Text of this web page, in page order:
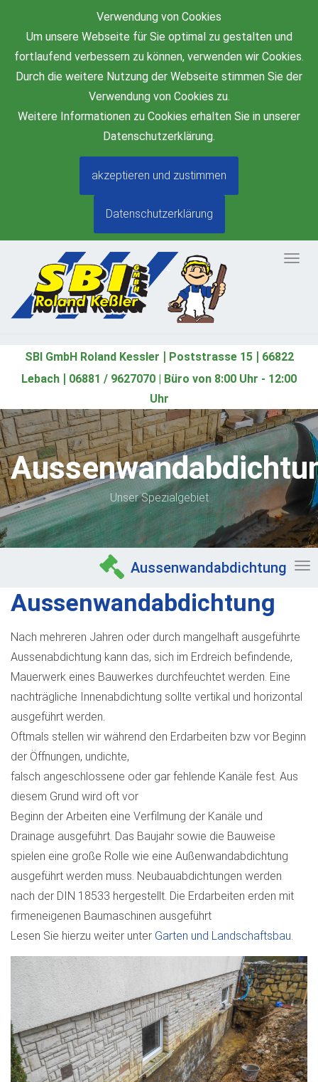
Verwendung von Cookies
Um unsere Webseite für Sie optimal zu gestalten und
fortlaufend verbessern zu können, verwenden wir Cookies.
Durch die weitere Nutzung der Webseite stimmen Sie der
Verwendung von Cookies zu.
Weitere Informationen zu Cookies erhalten Sie in unserer
Datenschutzerklärung.
akzeptieren und zustimmen
Datenschutzerklärung
SBI GmbH Roland Kessler | Poststrasse 15 | 66822
Lebach | 06881 / 9627070 | Büro von 8:00 Uhr - 12:00
Uhr
Unser Spezialgebiet
Aussenwandabdichtung
Aussenwandabdichtung
Nach mehreren Jahren oder durch mangelhaft ausgeführte
Aussenabdichtung kann das, sich im Erdreich befindende,
Mauerwerk eines Bauwerkes durchfeuchtet werden. Eine
nachträgliche Innenabdichtung sollte vertikal und horizontal
ausgeführt werden.
Oftmals stellen wir während den Erdarbeiten bzw vor Beginn
der Öffnungen, undichte,
falsch angeschlossene oder gar fehlende Kanäle fest. Aus
diesem Grund wird oft vor
Beginn der Arbeiten eine Verfilmung der Kanäle und
Drainage ausgeführt. Das Baujahr sowie die Bauweise
spielen eine große Rolle wie eine Außenwandabdichtung
ausgeführt werden muss. Neubauabdichtungen werden
nach der DIN 18533 hergestellt. Die Erdarbeiten erden mit
firmeneigenen Baumaschinen ausgeführt
Lesen Sie hierzu weiter unter Garten und Landschaftsbau